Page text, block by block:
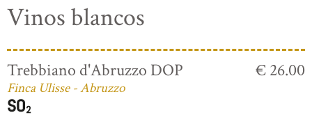
Vinos blancos
Trebbiano d'Abruzzo DOP
Finca Ulisse - Abruzzo
€ 26.00